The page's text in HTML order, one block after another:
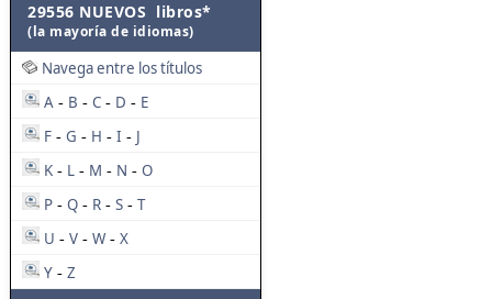
29556 NUEVOS libros*
(la mayoría de idiomas)
Navega entre los títulos
A - B - C - D - E
F - G - H - I - J
K - L - M - N - O
P - Q - R - S - T
U - V - W - X
Y - Z